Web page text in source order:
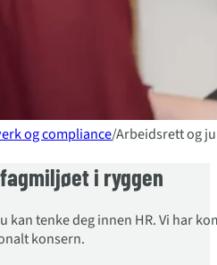
og compliance/Arbeidsrett og
i ryggen
kan tenke deg innen HR. Vi har
konsern.